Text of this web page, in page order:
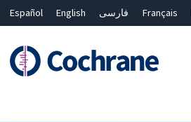
Español English فارسی Français